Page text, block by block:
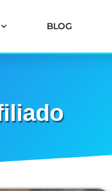
BLOG